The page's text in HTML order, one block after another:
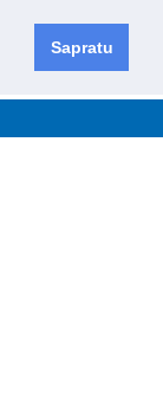
Sapratu